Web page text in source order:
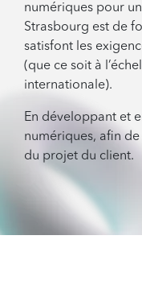
numériques pour
Strasbourg est de
satisfont les
(que ce soit à
internationale).
En développant et
numériques, afin
du projet du client.